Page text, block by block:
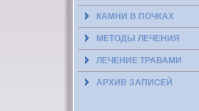
КАМНИ В ПОЧКАХ
МЕТОДЫ ЛЕЧЕНИЯ
ЛЕЧЕНИЕ ТРАВАМИ
АРХИВ ЗАПИСЕЙ